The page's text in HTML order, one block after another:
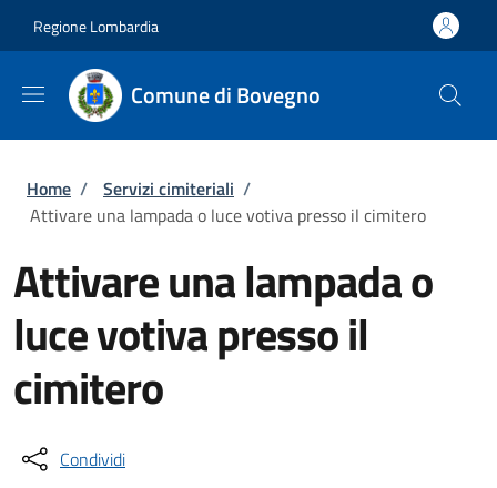
Regione Lombardia
Comune di Bovegno
Briciole di pane
Home / Servizi cimiteriali /
Attivare una lampada o luce votiva presso il cimitero
Attivare una lampada o
luce votiva presso il
cimitero
Condividi